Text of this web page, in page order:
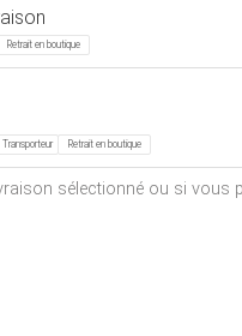
Retrait en boutique
Transporteur Retrait en boutique
sélectionné ou si